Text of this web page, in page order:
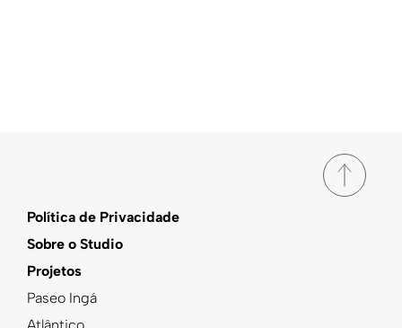
Política de Privacidade
Sobre o Studio
Projetos
Paseo Ingá